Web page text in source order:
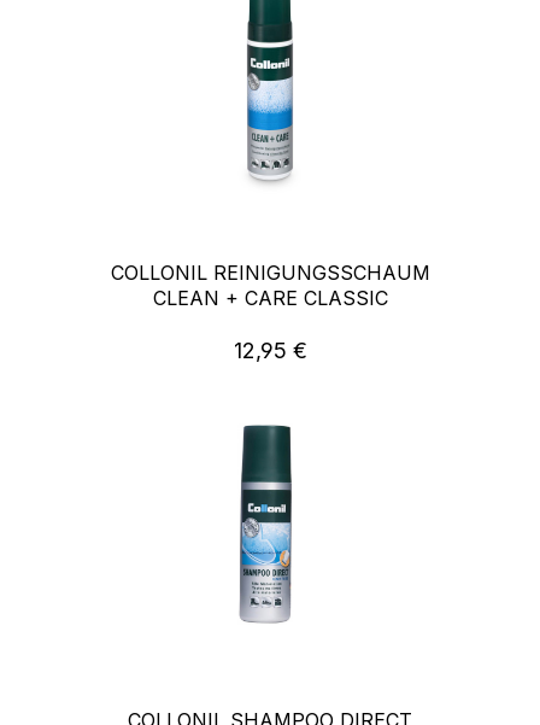
COLLONIL REINIGUNGSSCHAUM
CLEAN + CARE CLASSIC
Regulärer Preis:
12,95 €